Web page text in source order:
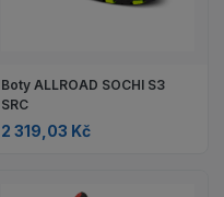
Boty ALLROAD SOCHI S3
SRC
2 319,03 Kč